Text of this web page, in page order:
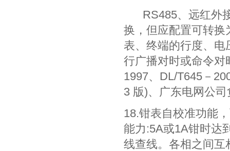
RS485、远红外
换，但应配置可转换
表、终端的行度、电
行广播对时或命令对
1997、DL/T645－
3 版)、广东电网公
18.钳表自校准功能
能力:5A或1A钳时达
线查线。各相之间互